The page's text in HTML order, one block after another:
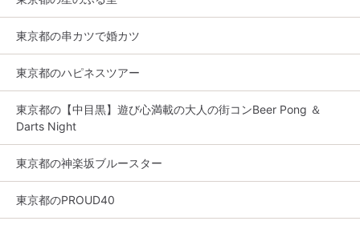
東京都の串カツで婚カツ
東京都のハピネスツアー
東京都の【中目黒】遊び心満載の大人の街コンBeer Pong ＆
Darts Night
東京都の神楽坂ブルースター
東京都のPROUD40